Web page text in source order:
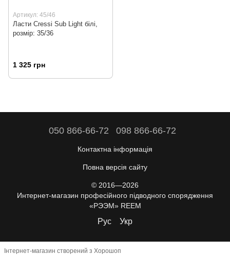
Артикул: 45/46
Ласти Cressi Sub Light білі,
розмір: 35/36
1 325 грн
050 866-66-72 098 866-66-72
Контактна інформація
Повна версія сайту
© 2016—2026
Интернет-магазин професійного підводного спорядження
«РЭЭМ» REEM
Рус Укр
Інтернет-магазин створений з Хорошоп